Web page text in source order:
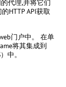
代理,并将它们
HTTP API获取
门户中。 在单
将其集成到
中。